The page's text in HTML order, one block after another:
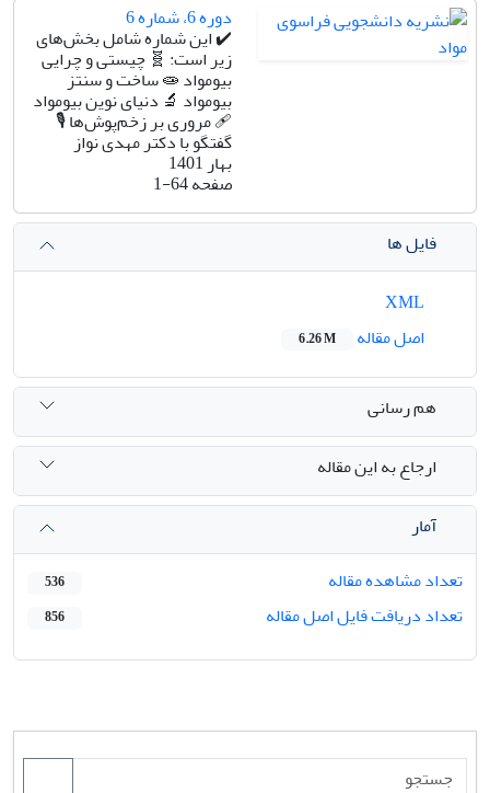
دوره 6، شماره 6
✔️ این شماره شامل بخش‌های
زیر است: 🧬 چیستی و چرایی
بیومواد 🧫 ساخت و سنتز
بیومواد 🔬 دنیای نوین بیومواد
🩹 مروری بر زخم‌پوش‌ها 🎙
گفتگو با دکتر مهدی نواز
بهار 1401
صفحه1-64
فایل ها
اصل مقاله
6.26 M
هم رسانی
ارجاع به این مقاله
آمار
تعداد مشاهده مقاله
536
تعداد دریافت فایل اصل مقاله 856